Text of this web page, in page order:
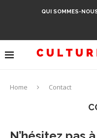
QUI SOMMES-
Home Contact